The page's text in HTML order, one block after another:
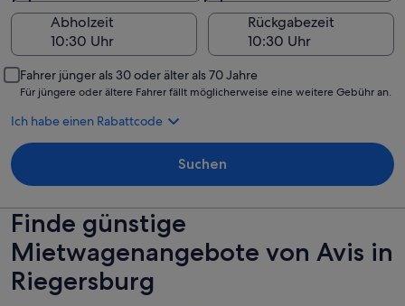
Abholzeit
Rückgabezeit
Fahrer jünger als 30 oder älter als 70 Jahre
Für jüngere oder ältere Fahrer fällt möglicherweise eine weitere Gebühr an.
Ich habe einen Rabattcode
Suchen
Finde günstige
Mietwagenangebote von Avis in
Riegersburg